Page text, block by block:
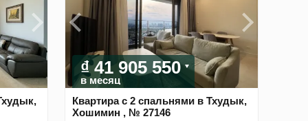
₫ 41 905 550
в месяц
Квартира с 2 спальнями в Тхудык,
Хошимин , № 27146